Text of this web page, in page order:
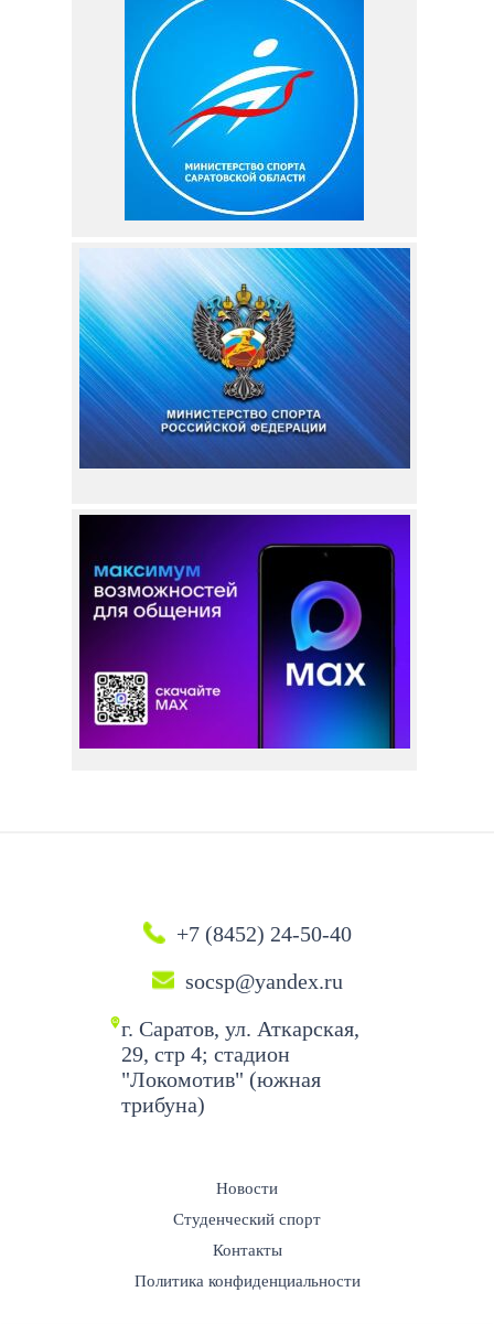
+7 (8452) 24-50-40
socsp@yandex.ru
г. Саратов, ул. Аткарская,
29, стр 4; стадион
"Локомотив" (южная
трибуна)
Новости
Студенческий спорт
Контакты
Политика конфиденциальности